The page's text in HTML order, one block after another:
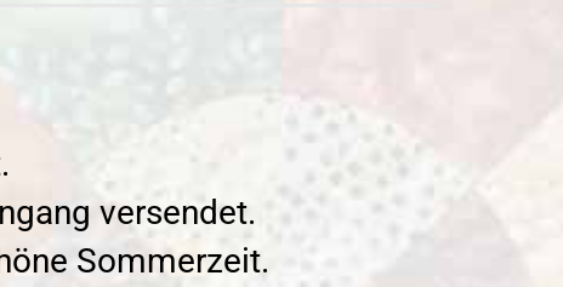
versendet.
Sommerzeit.